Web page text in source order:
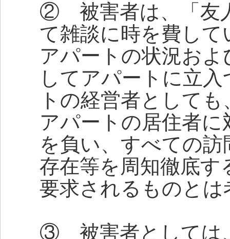
② 被害者は、「友
て雑談に時を費し
アパートの状況お
してアパートに立
トの経営者として
アパートの居住者
を負い、すべての
存在等を周知徹底
要求されるものと
③ 被害者としては